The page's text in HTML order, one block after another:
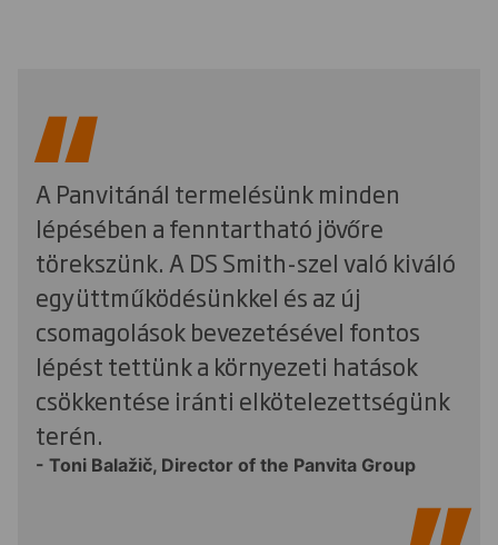
A Panvitánál termelésünk minden
lépésében a fenntartható jövőre
törekszünk. A DS Smith-szel való kiváló
együttműködésünkkel és az új
csomagolások bevezetésével fontos
lépést tettünk a környezeti hatások
csökkentése iránti elkötelezettségünk
terén.
- Toni Balažič, Director of the Panvita Group